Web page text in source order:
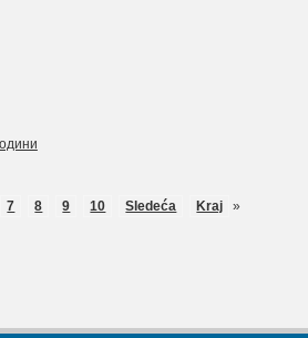
7 8 9 10 Sledeća Kraj »